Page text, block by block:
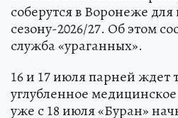
соберутся в Воронеже для
сезону-2026/27. Об этом
служба «ураганных».
16 и 17 июля парней ждет
углубленное
уже с 18 июля «Буран»